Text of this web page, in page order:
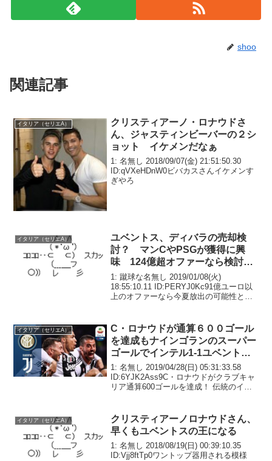
shoo
関連記事
イタリア（セリエA）
クリスティアーノ・ロナウドさ
ん、ジャスティンビーバーの２シ
ョット イケメンだなぁ
1: 名無し 2018/09/07(金) 21:51:50.30
ID:qVXeHDnW0ビバカスさんイケメンす
ぎやろ
イタリア（セリエA）
ユベントス、ディバラの売却検
討？ マンCやPSGが獲得に興
味 124億超オファーなら検討の
模様
1: 蹴球な名無し 2019/01/08(火)
18:55:10.11 ID:PERYJ0Kc91億ユーロ以
上のオファーなら今夏放出の可能性と伊
ンやパリ・サンジェルマ...
イタリア（セリエA）
C・ロナウドが通算６００ゴール
を達成もナインゴランのスーパー
ゴールでインテル1-1ユベント
ス
1: 名無し 2019/04/28(日) 05:31:33.58
ID:6YJK2Ass9C・ロナウドがクラブキャ
リア通算600ゴールを達成！ 伝統のイタ
開けとなったダ...
イタリア（セリエA）
クリスティアーノロナウドさん、
早くもユベントスの王になる
1: 名無し 2018/08/19(日) 00:39:10.35
ID:Vjj8ftTp0ワントップ器用される模様